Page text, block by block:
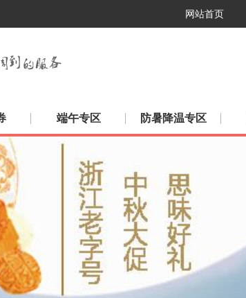
网站首页
端午专区 防暑降温专区